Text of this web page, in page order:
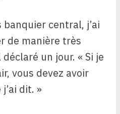
banquier central, j’ai
de manière très
un jour. « Si je
vous devez avoir
dit. »